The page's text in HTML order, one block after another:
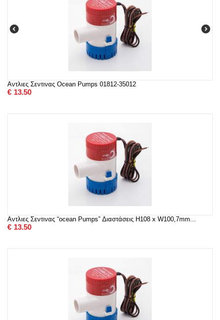
Αντλιες Σεντινας Ocean Pumps 01812-35012
€ 13.50
Αντλιες Σεντινας “ocean Pumps” Διαστάσεις H108 x W100,7mm...
€ 13.50